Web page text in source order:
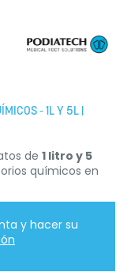
- 1L Y 5L |
de 1 litro y 5
químicos en
y hacer su